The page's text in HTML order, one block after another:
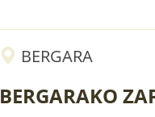
BERGARA
BERGARAKO